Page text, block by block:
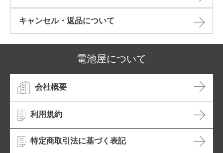
キャンセル・返品について​
電池屋について
会社概要
利用規約
特定商取引法に基づく表記